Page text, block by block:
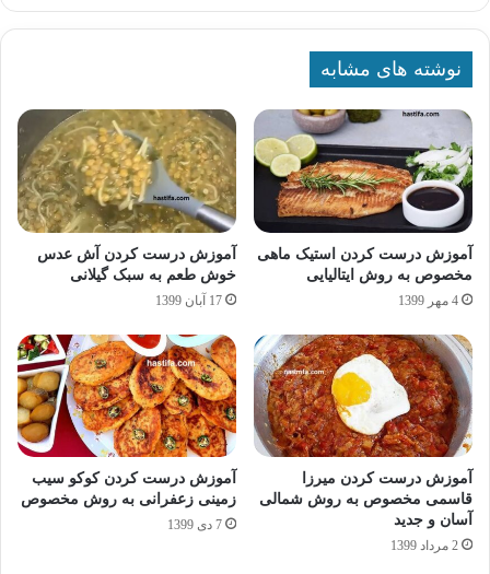
نوشته های مشابه
آموزش درست کردن استیک ماهی
مخصوص به روش ایتالیایی
4 مهر 1399
آموزش درست کردن آش عدس
خوش طعم به سبک گیلانی
17 آبان 1399
آموزش درست کردن میرزا
قاسمی مخصوص به روش شمالی
آسان و جدید
2 مرداد 1399
آموزش درست کردن کوکو سیب
زمینی زعفرانی به روش مخصوص
7 دی 1399